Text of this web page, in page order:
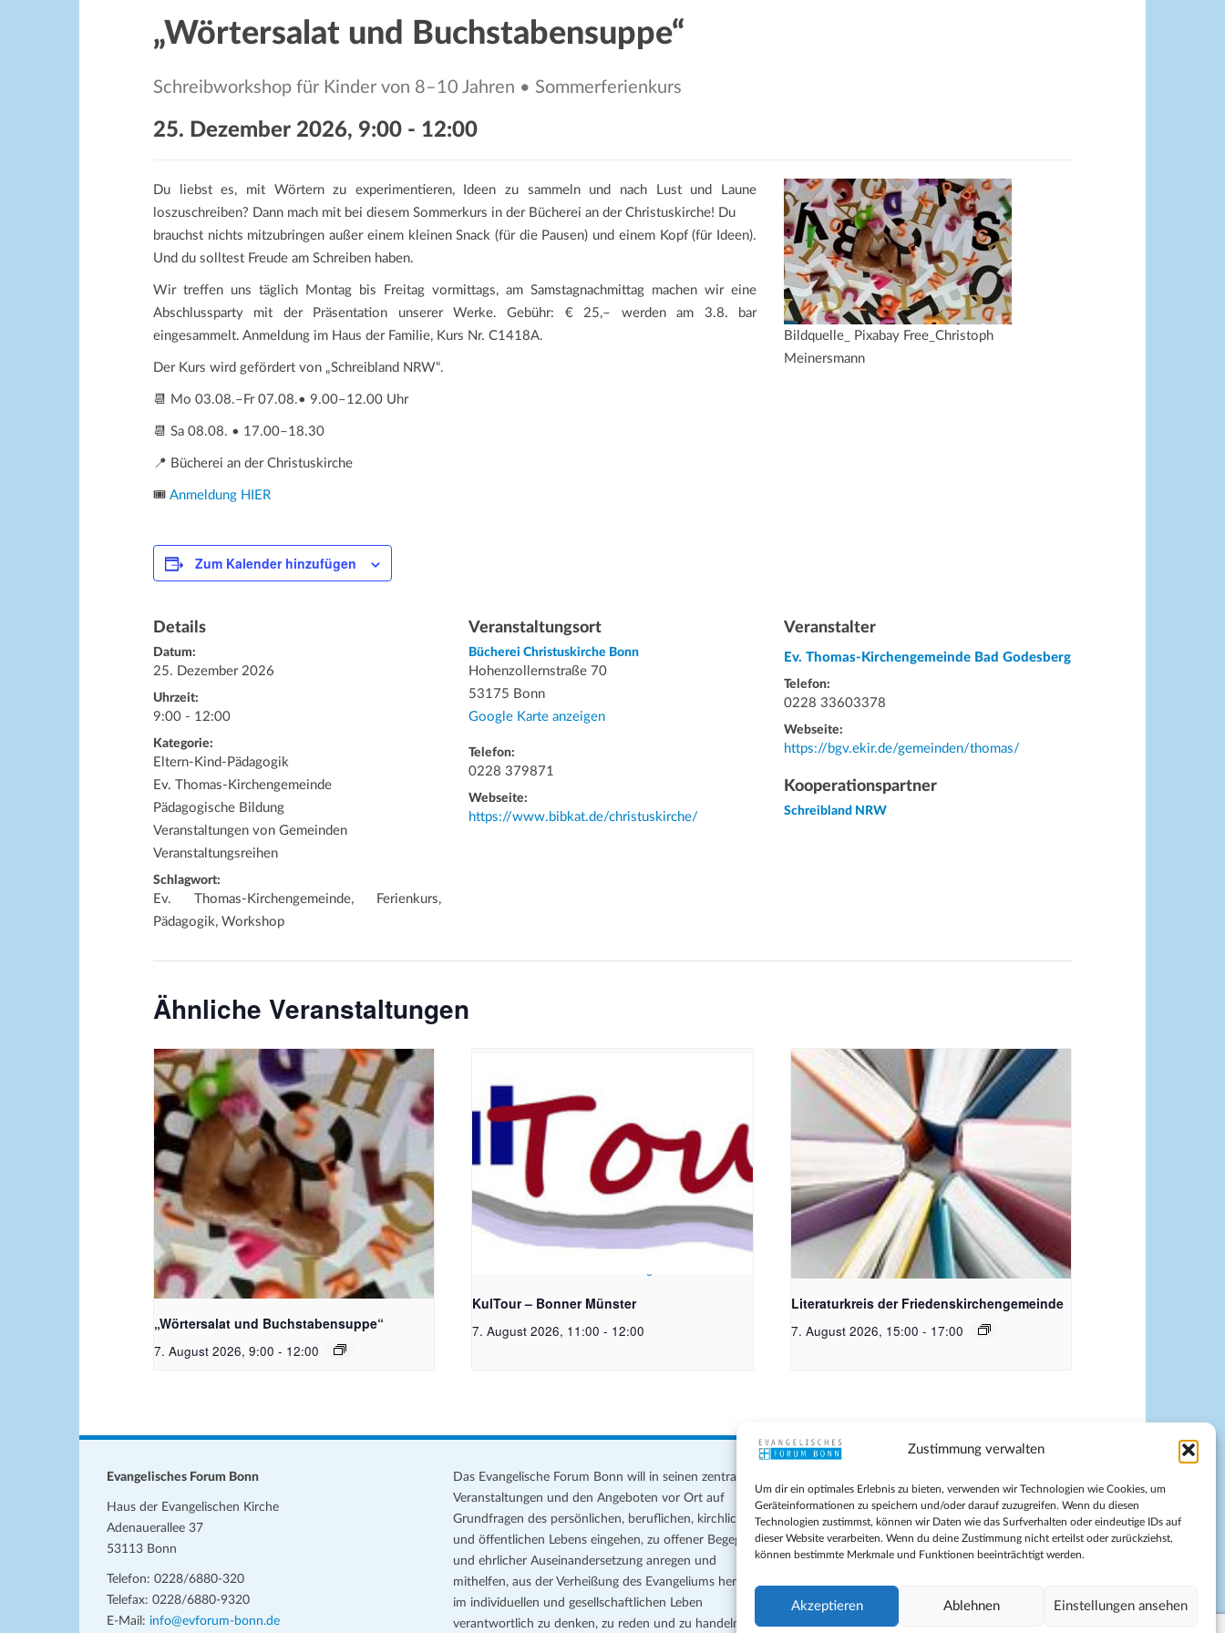
Zustimmung verwalten
Um dir ein optimales Erlebnis zu bieten, verwenden wir Technologien wie Cookies, um
Geräteinformationen zu speichern und/oder darauf zuzugreifen. Wenn du diesen
Technologien zustimmst, können wir Daten wie das Surfverhalten oder eindeutige IDs auf
dieser Website verarbeiten. Wenn du deine Zustimmung nicht erteilst oder zurückziehst,
können bestimmte Merkmale und Funktionen beeinträchtigt werden.
Akzeptieren Ablehnen Einstellungen ansehen
„Wörtersalat und Buchstabensuppe“
Schreibworkshop für Kinder von 8–10 Jahren • Sommerferienkurs
25. Dezember 2026, 9:00 - 12:00
Du liebst es, mit Wörtern zu experimentieren, Ideen zu sammeln und nach Lust und Laune
loszuschreiben? Dann mach mit bei diesem Sommerkurs in der Bücherei an der Christuskirche! Du
brauchst nichts mitzubringen außer einem kleinen Snack (für die Pausen) und einem Kopf (für Ideen).
Und du solltest Freude am Schreiben haben.
Wir treffen uns täglich Montag bis Freitag vormittags, am Samstagnachmittag machen wir eine
Abschlussparty mit der Präsentation unserer Werke. Gebühr: € 25,– werden am 3.8. bar
eingesammelt. Anmeldung im Haus der Familie, Kurs Nr. C1418A.
Der Kurs wird gefördert von „Schreibland NRW“.
📆 Mo 03.08.–Fr 07.08.• 9.00–12.00 Uhr
📆 Sa 08.08. • 17.00–18.30
📍 Bücherei an der Christuskirche
🎟️ Anmeldung HIER
Bildquelle_ Pixabay Free_Christoph
Meinersmann
Zum Kalender hinzufügen
Details
Datum:
25. Dezember 2026
Uhrzeit:
9:00 - 12:00
Kategorie:
Eltern-Kind-Pädagogik
Ev. Thomas-Kirchengemeinde
Pädagogische Bildung
Veranstaltungen von Gemeinden
Veranstaltungsreihen
Schlagwort:
Ev. Thomas-Kirchengemeinde, Ferienkurs,
Pädagogik, Workshop
Veranstaltungsort
Bücherei Christuskirche Bonn
Hohenzollernstraße 70
53175 Bonn
Google Karte anzeigen
Telefon:
0228 379871
Webseite:
https://www.bibkat.de/christuskirche/
Veranstalter
Ev. Thomas-Kirchengemeinde Bad Godesberg
Telefon:
0228 33603378
Webseite:
https://bgv.ekir.de/gemeinden/thomas/
Kooperationspartner
Schreibland NRW
Ähnliche Veranstaltungen
Bildquelle_ Pixabay Free_Christoph
Meinersmann
„Wörtersalat und Buchstabensuppe“
7. August 2026, 9:00 - 12:00
KulTour – Bonner Münster
7. August 2026, 11:00 - 12:00
Bildquelle Pixabay
Literaturkreis der Friedenskirchengemeinde
7. August 2026, 15:00 - 17:00
Evangelisches Forum Bonn
Haus der Evangelischen Kirche
Adenauerallee 37
53113 Bonn
Telefon: 0228/6880-320
Telefax: 0228/6880-9320
E-Mail: info@evforum-bonn.de
Das Evangelische Forum Bonn will in seinen zentralen
Veranstaltungen und den Angeboten vor Ort auf
Grundfragen des persönlichen, beruflichen, kirchlichen
und öffentlichen Lebens eingehen, zu offener Begegnung
und ehrlicher Auseinandersetzung anregen und
mithelfen, aus der Verheißung des Evangeliums heraus
im individuellen und gesellschaftlichen Leben
verantwortlich zu denken, zu reden und zu handeln.
Datenschutz
Teilnahmebedingungen
Evangelische Kirche in Bonn
Cookie-Richtlinie (EU)